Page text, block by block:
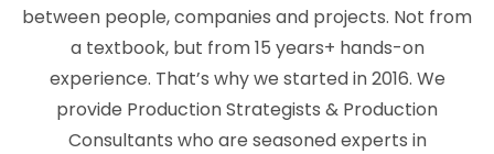
between people, companies and projects. Not from
a textbook, but from 15 years+ hands-on
experience. That’s why we started in 2016. We
provide Production Strategists & Production
Consultants who are seasoned experts in